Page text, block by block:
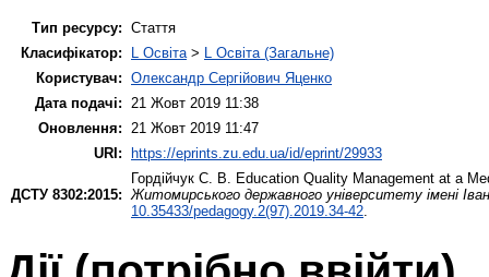
Тип ресурсу: Стаття
Класифікатор:
L Освіта > L Освіта (Загальне)
Користувач: Олександр Сергійович Яценко
Дата подачі:
21 Жовт 2019 11:38
Оновлення:
21 Жовт 2019 11:47
URI: https://eprints.zu.edu.ua/id/eprint/29933
ДСТУ 8302:2015:
Гордійчук С. В.
Education Quality Management at a
Житомирського державного університету імені
10.35433/pedagogy.2(97).2019.34-42